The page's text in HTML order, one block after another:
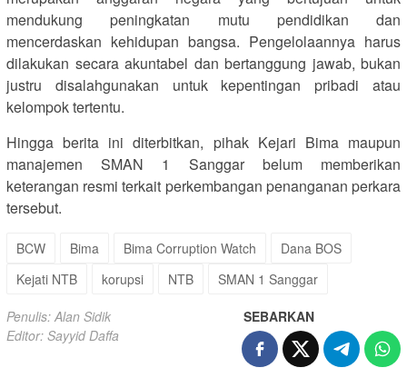
mendukung peningkatan mutu pendidikan dan
mencerdaskan kehidupan bangsa. Pengelolaannya harus
dilakukan secara akuntabel dan bertanggung jawab, bukan
justru disalahgunakan untuk kepentingan pribadi atau
kelompok tertentu.
Hingga berita ini diterbitkan, pihak Kejari Bima maupun
manajemen SMAN 1 Sanggar belum memberikan
keterangan resmi terkait perkembangan penanganan perkara
tersebut.
BCW Bima Bima Corruption Watch
Dana BOS
Kejati NTB
korupsi NTB SMAN 1 Sanggar
Penulis: Alan Sidik
Editor: Sayyid Daffa
SEBARKAN